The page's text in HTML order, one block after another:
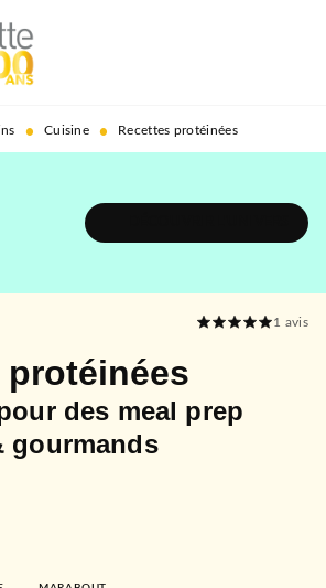
• Cuisine • Recettes protéinées
1 avis
protéinées
des meal prep
gourmands